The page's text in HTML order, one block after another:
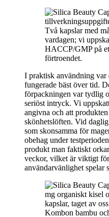
Två kapslar med
vardagen; vi
HACCP/GMP på
förtroendet.
I praktisk användning var
fungerade bäst över tid.
förpackningen var tydlig
seriöst intryck. Vi
angivna och att
skönhetslöften. Vid
som skonsamma för
obehag under
produkt man faktiskt
veckor, vilket är viktigt
användarvänlighet spelar
Kombon bambu